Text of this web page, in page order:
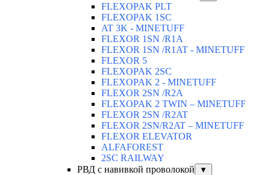
FLEXOPAK PLT
FLEXOPAK 1SС
AT 3K - MINETUFF
FLEXOR 1SN /R1A
FLEXOR 1SN /R1AT - MINETUFF
FLEXOR 5
FLEXOPAK 2SС
FLEXOPAK 2 - MINETUFF
FLEXOR 2SN /R2A
FLEXOPAK 2 TWIN – MINETUFF
FLEXOR 2SN /R2AT
FLEXOR 2SN/R2AT – MINETUFF
FLEXOR ELEVATOR
ALFAFOREST
2SC RAILWAY
РВД с навивкой проволокой
▼